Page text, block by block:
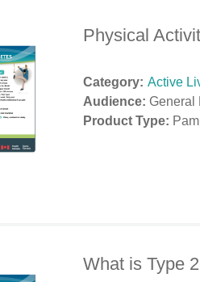
Physical
Category: Active
Audience: General
Product Type:
What is Type